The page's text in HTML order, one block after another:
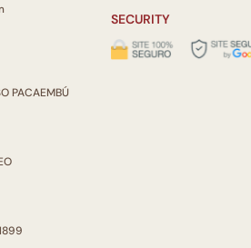
PACAEMBÚ
SECURITY